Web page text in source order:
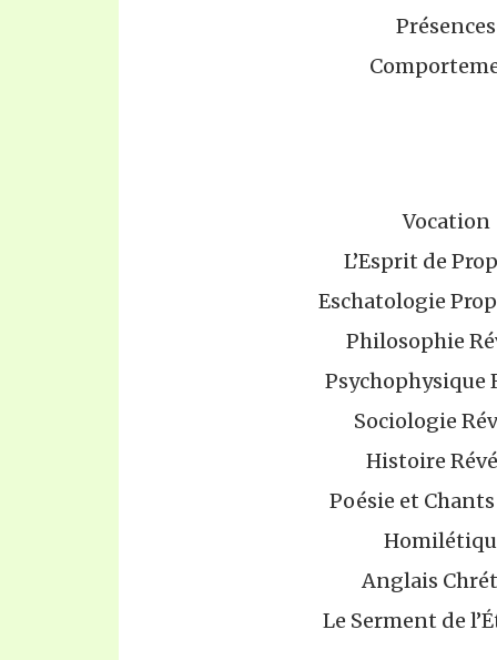
Présences
Vocation
L’Esprit de
Eschatologie
Philosophie
Psychophysique
Sociologie
Histoire
Poésie et Chants
Anglais
Le Serment de